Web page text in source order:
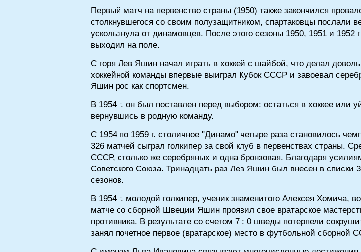
Первый матч на первенство страны (1950) также закончился
столкнувшегося со своим полузащитником, спартаковцы послали
ускользнула от динамовцев. После этого сезоны 1950, 1951 и 1952
выходил на поле.
С горя Лев Яшин начал играть в хоккей с шайбой, что делал
хоккейной команды впервые выиграл Кубок СССР и завоевал
Яшин рос как спортсмен.
В 1954 г. он был поставлен перед выбором: остаться в хоккее или
вернувшись в родную команду.
С 1954 по 1959 г. столичное "Динамо" четыре раза становилось
326 матчей сыграл голкипер за свой клуб в первенствах страны.
СССР, столько же серебряных и одна бронзовая. Благодаря
Советского Союза. Тринадцать раз Лев Яшин был внесен в списки
сезонов.
В 1954 г. молодой голкипер, ученик знаменитого Алексея Хомича,
матче со сборной Швеции Яшин проявил свое вратарское
противника. В результате со счетом 7 : 0 шведы потерпели
занял почетное первое (вратарское) место в футбольной сборной